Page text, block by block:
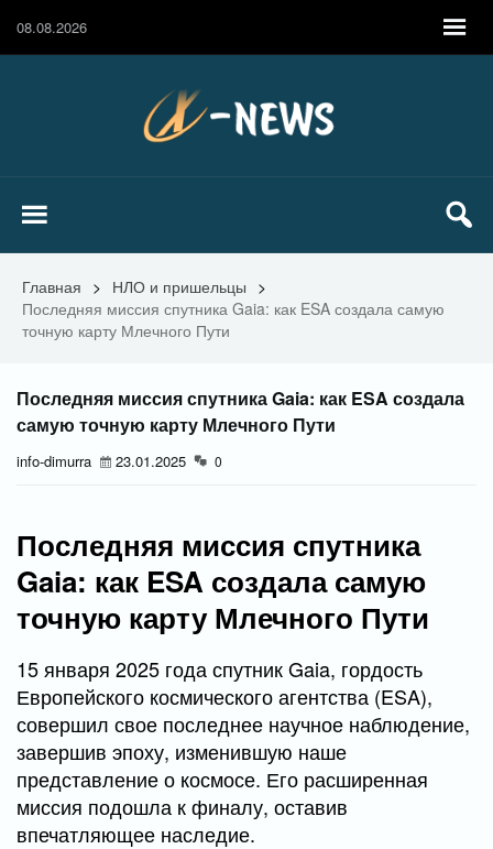
08.08.2026
Главная > НЛО и пришельцы >
Последняя миссия спутника Gaia: как ESA создала самую
точную карту Млечного Пути
Последняя миссия спутника Gaia: как ESA создала
самую точную карту Млечного Пути
info-dimurra 23.01.2025 0
Последняя миссия спутника
Gaia: как ESA создала самую
точную карту Млечного Пути
15 января 2025 года спутник Gaia, гордость
Европейского космического агентства (ESA),
совершил свое последнее научное наблюдение,
завершив эпоху, изменившую наше
представление о космосе. Его расширенная
миссия подошла к финалу, оставив
впечатляющее наследие.